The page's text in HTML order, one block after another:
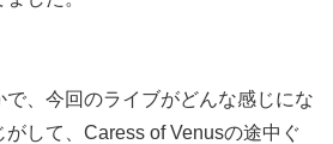
で、今回のライブがどんな感じにな
して、Caress of Venusの途中ぐ